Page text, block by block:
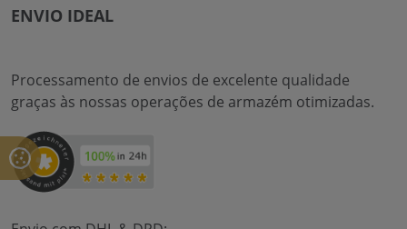
ENVIO IDEAL
Processamento de envios de excelente qualidade
graças às nossas operações de armazém otimizadas.